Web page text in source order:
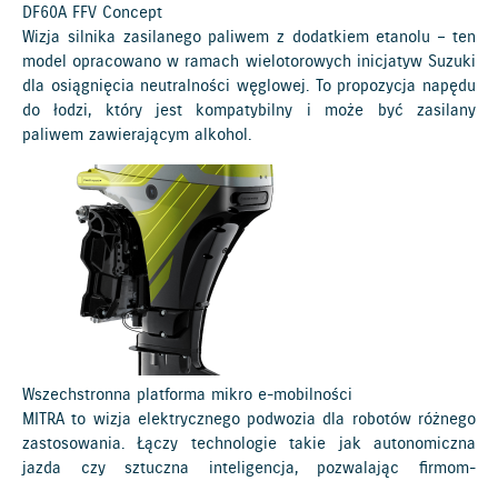
DF60A FFV Concept
Wizja silnika zasilanego paliwem z dodatkiem etanolu – ten
model opracowano w ramach wielotorowych inicjatyw Suzuki
dla osiągnięcia neutralności węglowej. To propozycja napędu
do łodzi, który jest kompatybilny i może być zasilany
paliwem zawierającym alkohol.
Wszechstronna platforma mikro e-mobilności
MITRA to wizja elektrycznego podwozia dla robotów różnego
zastosowania. Łączy technologie takie jak autonomiczna
jazda czy sztuczna inteligencja, pozwalając firmom-